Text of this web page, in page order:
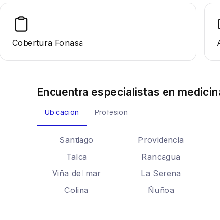
Cobertura Fonasa
Encuentra especialistas en
Ubicación Profesión
Santiago
Providencia
Talca
Rancagua
Viña del mar
La Serena
Colina
Ñuñoa